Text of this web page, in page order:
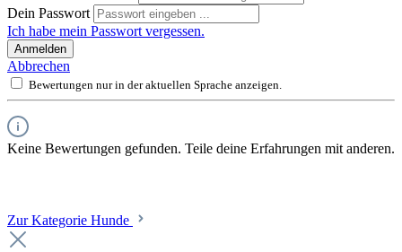
Dein Passwort
Ich habe mein Passwort vergessen.
Anmelden
Abbrechen
Bewertungen nur in der aktuellen Sprache anzeigen.
Keine Bewertungen gefunden. Teile deine Erfahrungen mit anderen.
Zur Kategorie Hunde